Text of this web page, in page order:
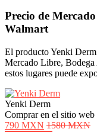
Precio de
Walmart
El producto Yenki
Mercado Libre,
estos lugares puede
Yenki Derm
Comprar en el sitio
790 MXN 1580 MXN